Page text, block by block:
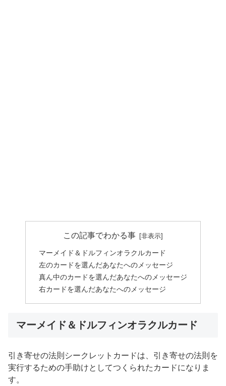
この記事でわかる事
マーメイド＆ドルフィンオラクルカード
左のカードを選んだあなたへのメッセージ
真ん中のカードを選んだあなたへのメッセージ
右カードを選んだあなたへのメッセージ
マーメイド＆ドルフィンオラクルカード
引き寄せの法則シークレットカードは、引き寄せの法則を
実行するための手助けとしてつくられたカードになりま
す。